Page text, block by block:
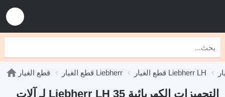
قطع الغيار قطع الغيار Liebherr قطع الغيار Liebherr LH
التجهيزات الكهربائية Liebherr LH 35 لـ آلات